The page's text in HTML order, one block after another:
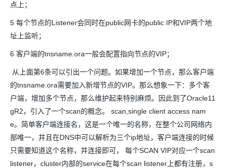
点上；
5 每个节点的Listener会同时在public网卡的public IP和VIP两个地
址上监听；
6 客户端的tnsname.ora一般会配置指向节点的VIP；
从上面第6条可以引出一个问题。如果增加一个节点，那么客户端
的tnsname.ora需要加入新增节点的VIP。那么想象一下：多个客
户端，增加多个节点，那么维护起来特别麻烦。因此到了Oracle11
gR2，引入了一个scan的概念。 scan,single client access nam
e。简单客户端连接名，这是一个唯一的名称，在整个公司网络内
部唯一，并且在DNS中可以解析为三个ip地址，客户端连接的时候
只需要知道这个名称，并连接即可， 每个SCAN VIP对应一个scan
listener，cluster内部的service在每个scan listener上都有注册，s